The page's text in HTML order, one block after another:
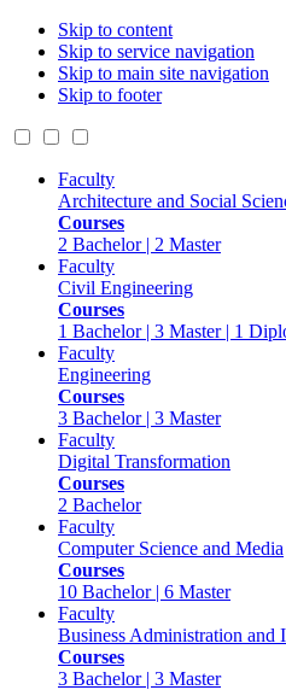
Skip to content
Skip to service navigation
Skip to main site navigation
Skip to footer
Faculty
Architecture and Social
Courses
2 Bachelor | 2 Master
Faculty
Civil Engineering
Courses
1 Bachelor | 3 Master | 1
Faculty
Engineering
Courses
3 Bachelor | 3 Master
Faculty
Digital Transformation
Courses
2 Bachelor
Faculty
Computer Science and Media
Courses
10 Bachelor | 6 Master
Faculty
Business Administration and
Courses
3 Bachelor | 3 Master